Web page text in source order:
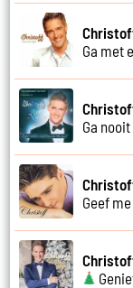
Ga met
Ga
Geef